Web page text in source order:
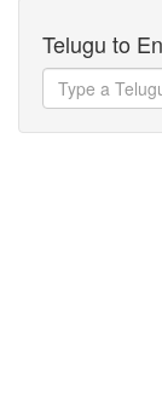
Telugu to